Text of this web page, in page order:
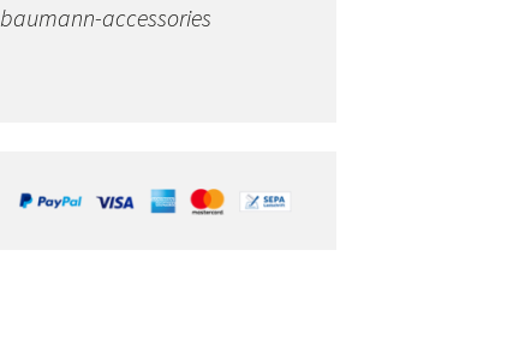
baumann-accessories